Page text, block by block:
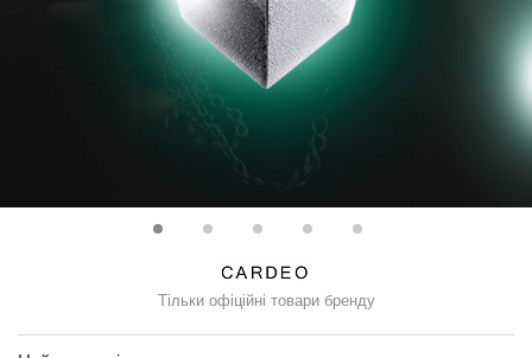
Тільки офіційні товари бренду